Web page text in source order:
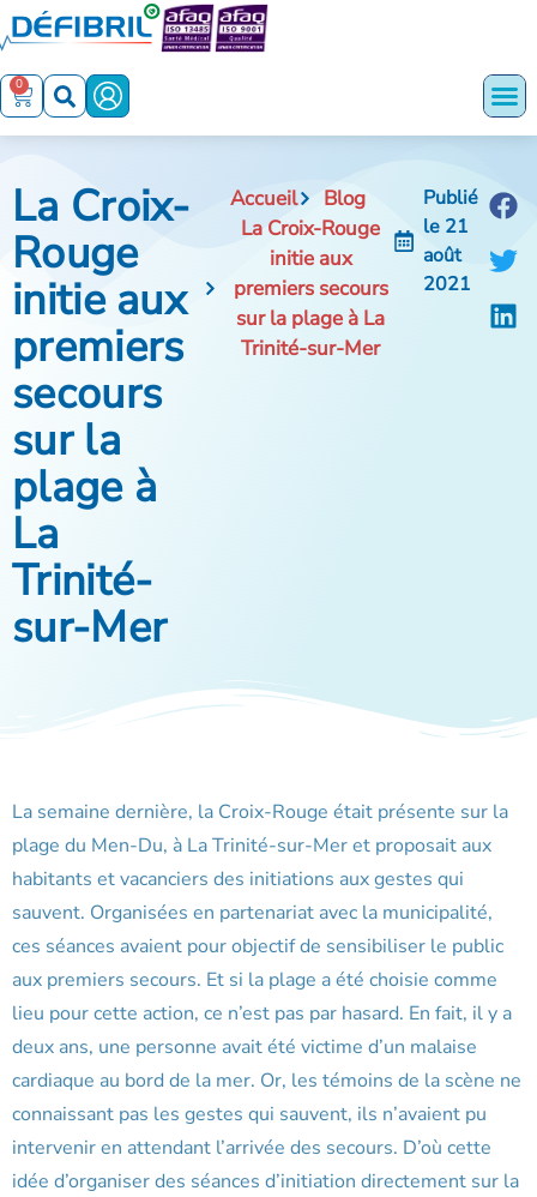
0
La Croix-
Rouge
initie aux
premiers
secours
sur la
plage à
La
Trinité-
sur-Mer
Accueil
Blog
La Croix-Rouge
initie aux
premiers secours
sur la plage à La
Trinité-sur-Mer
Publié
le 21
août
2021
La semaine dernière, la Croix-Rouge était présente sur la
plage du Men-Du, à La Trinité-sur-Mer et proposait aux
habitants et vacanciers des initiations aux gestes qui
sauvent. Organisées en partenariat avec la municipalité,
ces séances avaient pour objectif de sensibiliser le public
aux premiers secours. Et si la plage a été choisie comme
lieu pour cette action, ce n’est pas par hasard. En fait, il y a
deux ans, une personne avait été victime d’un malaise
cardiaque au bord de la mer. Or, les témoins de la scène ne
connaissant pas les gestes qui sauvent, ils n’avaient pu
intervenir en attendant l’arrivée des secours. D’où cette
idée d’organiser des séances d’initiation directement sur la